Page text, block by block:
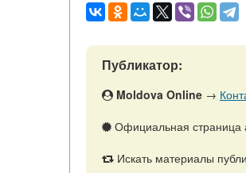
Публикатор:
Moldova Online →
Официальная страница
Искать материалы